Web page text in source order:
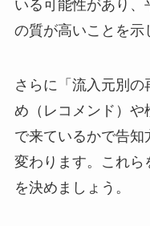
いる可能性があり
の質が高いことを示
さらに「流入元別
め（レコメンド）や
で来ているかで告
変わります。これら
を決めましょう。